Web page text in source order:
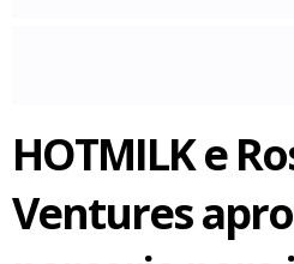
HOTMILK e
Ventures